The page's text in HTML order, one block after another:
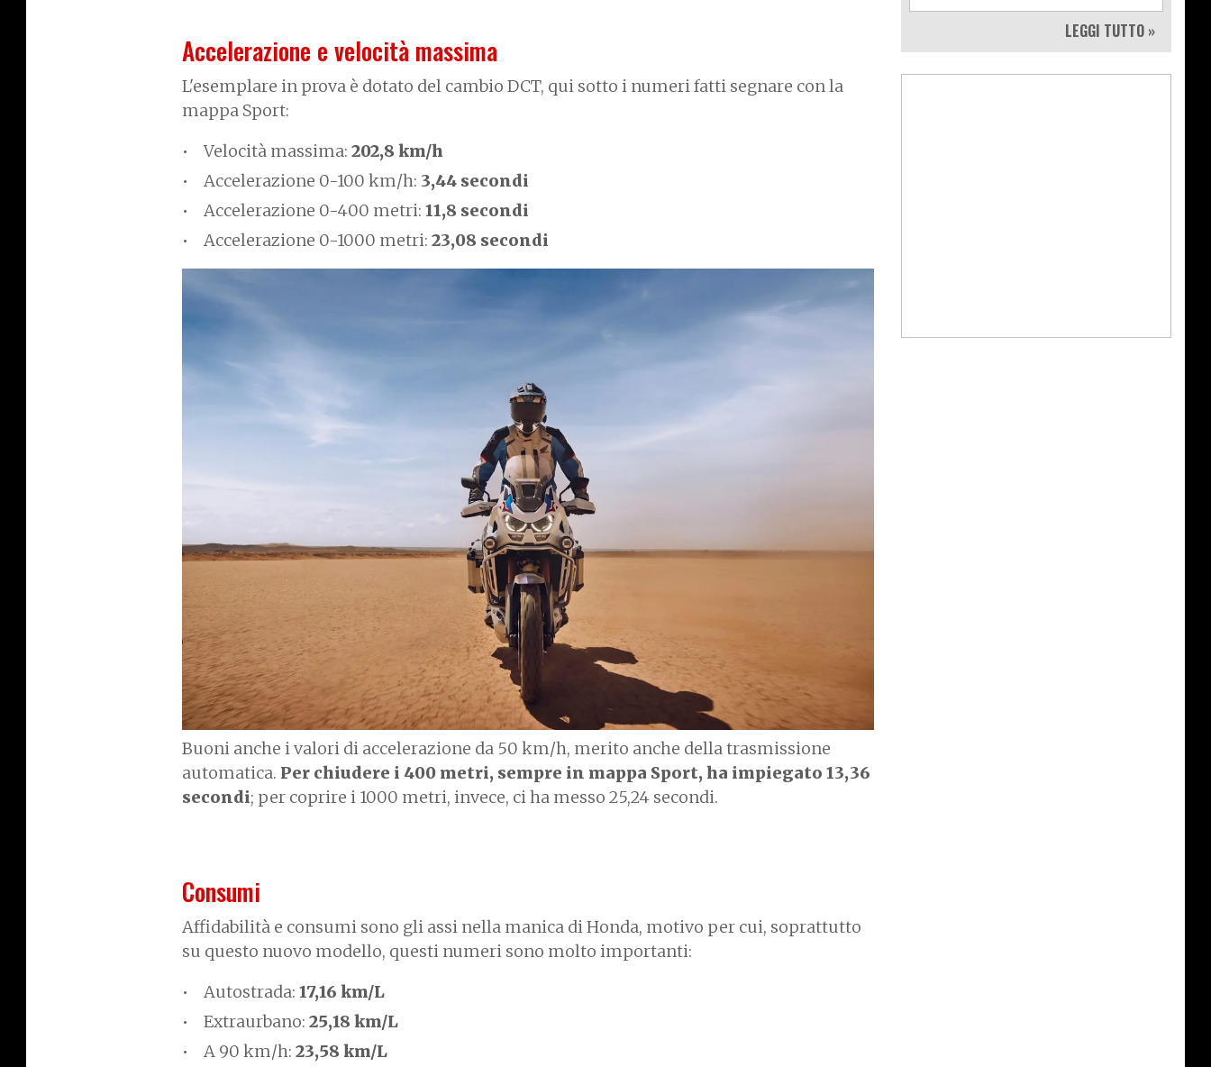
Accelerazione e velocità massima
L'esemplare in prova è dotato del cambio DCT, qui sotto i numeri fatti segnare con la
mappa Sport:
Velocità massima: 202,8 km/h
Accelerazione 0-100 km/h: 3,44 secondi
Accelerazione 0-400 metri: 11,8 secondi
Accelerazione 0-1000 metri: 23,08 secondi
Buoni anche i valori di accelerazione da 50 km/h, merito anche della trasmissione
automatica. Per chiudere i 400 metri, sempre in mappa Sport, ha impiegato 13,36
secondi; per coprire i 1000 metri, invece, ci ha messo 25,24 secondi.
Consumi
Affidabilità e consumi sono gli assi nella manica di Honda, motivo per cui, soprattutto
su questo nuovo modello, questi numeri sono molto importanti:
Autostrada: 17,16 km/L
Extraurbano: 25,18 km/L
A 90 km/h: 23,58 km/L
LEGGI TUTTO »